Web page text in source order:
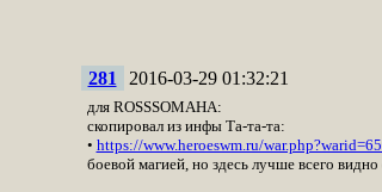
281 2016-03-29 01:32:21
для ROSSSOMAHA:
скопировал из инфы Та-та-та:
• https://www.heroeswm.ru/
боевой магией, но здесь лучше всего